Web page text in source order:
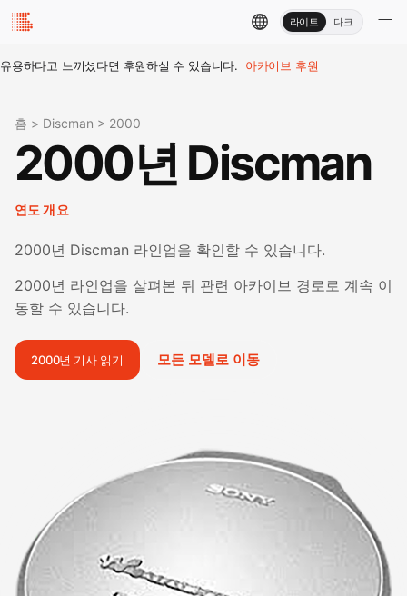
라이트 다크
유용하다고 느끼셨다면 후원하실 수 있습니다. 아카이브 후원
홈 > Discman > 2000
2000년 Discman
연도 개요
2000년 Discman 라인업을 확인할 수 있습니다.
2000년 라인업을 살펴본 뒤 관련 아카이브 경로로 계속 이
동할 수 있습니다.
2000년 기사 읽기 모든 모델로 이동